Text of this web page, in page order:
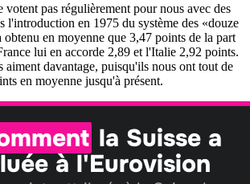
votent pas régulièrement pour nous avec des
l'introduction en 1975 du système des «douze
obtenu en moyenne que 3,47 points de la part
lui en accorde 2,89 et l'Italie 2,92 points.
aiment davantage, puisqu'ils nous ont tout de
en moyenne jusqu'à présent.